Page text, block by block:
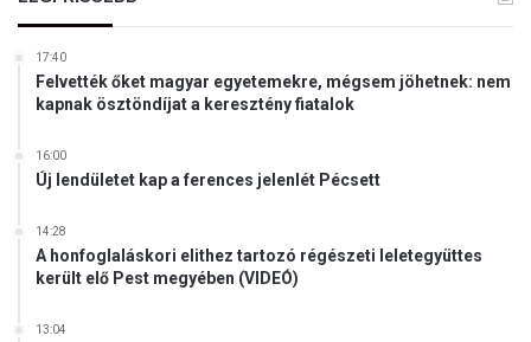
17:40
Felvették őket magyar egyetemekre, mégsem jöhetnek: nem
kapnak ösztöndíjat a keresztény fiatalok
16:00
Új lendületet kap a ferences jelenlét Pécsett
14:28
A honfoglaláskori elithez tartozó régészeti leletegyüttes
került elő Pest megyében (VIDEÓ)
13:04